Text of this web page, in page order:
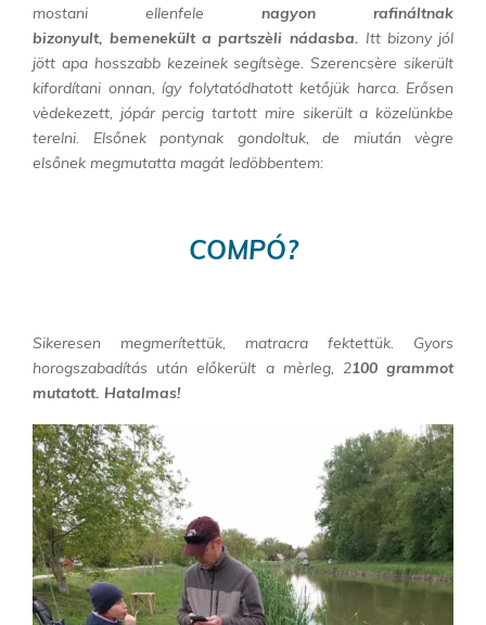
mostani ellenfele nagyon rafináltnak
bizonyult, bemenekült a partszèli nádasba. Itt bizony jól
jött apa hosszabb kezeinek segítsège. Szerencsère sikerült
kifordítani onnan, így folytatódhatott ketőjük harca. Erősen
vèdekezett, jópár percig tartott mire sikerült a közelünkbe
terelni. Elsőnek pontynak gondoltuk, de miután vègre
elsőnek megmutatta magát ledöbbentem:
COMPÓ?
Sikeresen megmerítettük, matracra fektettük. Gyors
horogszabadítás után előkerült a mèrleg, 2100 grammot
mutatott. Hatalmas!